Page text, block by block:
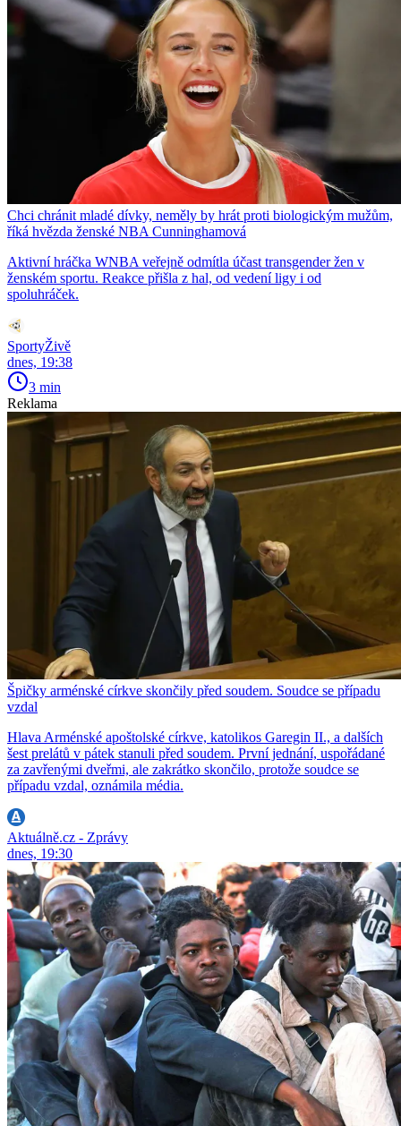
Chci chránit mladé dívky, neměly by hrát proti biologickým mužům,
říká hvězda ženské NBA Cunninghamová
Aktivní hráčka WNBA veřejně odmítla účast transgender žen v
ženském sportu. Reakce přišla z hal, od vedení ligy i od
spoluhráček.
SportyŽivě
dnes, 19:38
3 min
Reklama
Špičky arménské církve skončily před soudem. Soudce se případu
vzdal
Hlava Arménské apoštolské církve, katolikos Garegin II., a dalších
šest prelátů v pátek stanuli před soudem. První jednání, uspořádané
za zavřenými dveřmi, ale zakrátko skončilo, protože soudce se
případu vzdal, oznámila média.
Aktuálně.cz - Zprávy
dnes, 19:30